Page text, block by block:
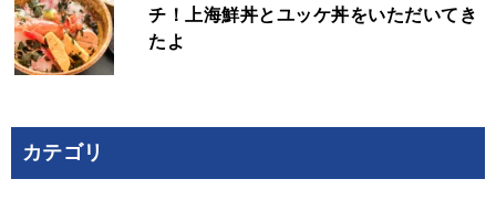
チ！上海鮮丼とユッケ丼をいただいてき
たよ
カテゴリ